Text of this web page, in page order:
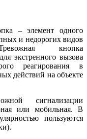
– элемент одного
и недорогих видов
кнопка
экстренного вызова
реагирования в
действий на объекте
сигнализации
или мобильная. В
пользуются